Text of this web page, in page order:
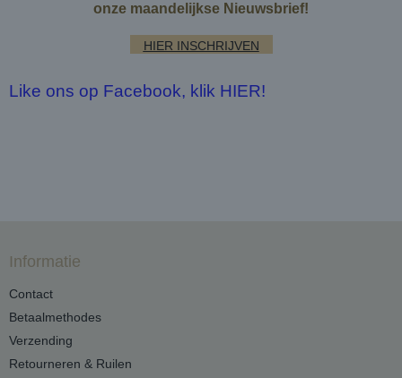
onze maandelijkse Nieuwsbrief!
HIER INSCHRIJVEN
Like ons op Facebook, klik HIER!
Informatie
Contact
Betaalmethodes
Verzending
Retourneren & Ruilen